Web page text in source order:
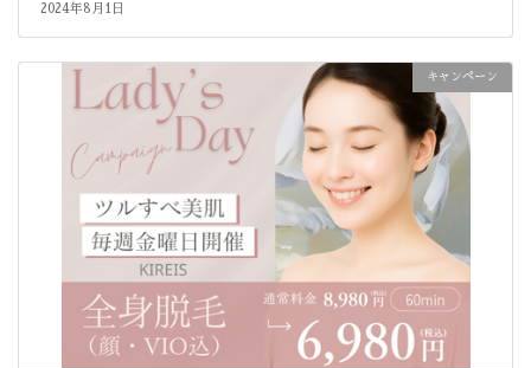
2024年8月1日
キャンペーン